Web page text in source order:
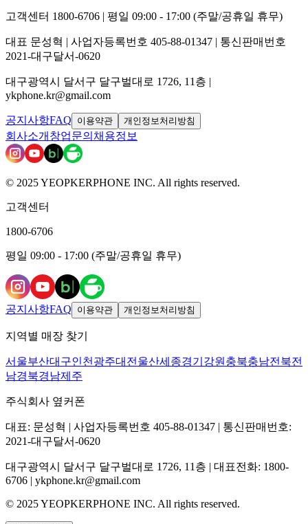
고객센터 1800-6706 | 평일 09:00 - 17:00 (주말/공휴일 휴무)
대표 문성혁 | 사업자등록번호 405-88-01347 | 통신판매번호
2021-대구달서-0620
대구광역시 달서구 달구벌대로 1726, 11층 |
ykphone.kr@gmail.com
공지사항FAQ 이용약관 개인정보처리방침
회사소개 창업문의 채용정보
© 2025 YEOPKERPHONE INC. All rights reserved.
고객센터
1800-6706
평일 09:00 - 17:00 (주말/공휴일 휴무)
공지사항FAQ 이용약관 개인정보처리방침
지역별 매장 찾기
서울부산대구인천 광주대전 울산세종경기 강원 충북충남전북전
남경북경남제주
주식회사 옆커폰
대표: 문성혁 | 사업자등록번호 405-88-01347 | 통신판매번호:
2021-대구달서-0620
대구광역시 달서구 달구벌대로 1726, 11층 | 대표전화: 1800-
6706 | ykphone.kr@gmail.com
© 2025 YEOPKERPHONE INC. All rights reserved.